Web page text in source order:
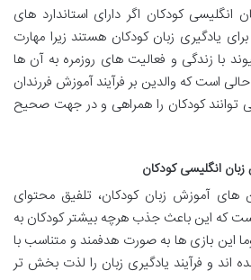
کودکان اگر دارای استاندارد های
برای یادگیری زبان کودکان هستند زیرا مهارت
با زندگی و فعالیت های روزمره به آن ها
است که والدین بر فرآیند آموزش فررندان
توانند کودکان را همراهی و در جهت صحیح
انگلیسی کودکان
های آموزش زبان کودکان، تلفیق محتوای
که این باعث جذب هرچه بیشتر کودکان به
این بازی ها به صورت هدفمند و متناسب با
اند و فرآیند یادگیری زبان را لذت بخش تر